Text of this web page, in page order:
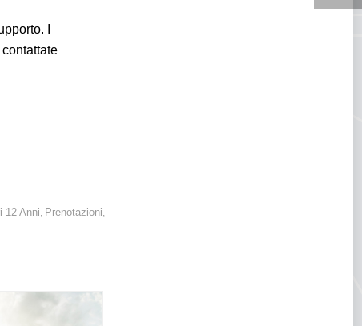
I
12 Anni, Prenotazioni,